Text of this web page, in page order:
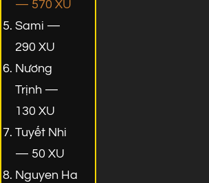
— 570 XU
Sami —
290 XU
Nương
Trịnh —
130 XU
Tuyết Nhi
— 50 XU
Nguyen Ha